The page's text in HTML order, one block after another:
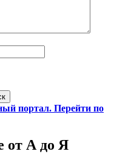
портал. Перейти по
от А до Я